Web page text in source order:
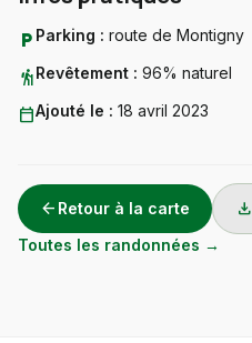
local_parking Parking : route de Montigny
hikingRevêtement : 96% naturel
calendar_todayAjouté le : 18 avril 2023
arrow_back Retour à la carte download
Toutes les randonnées →